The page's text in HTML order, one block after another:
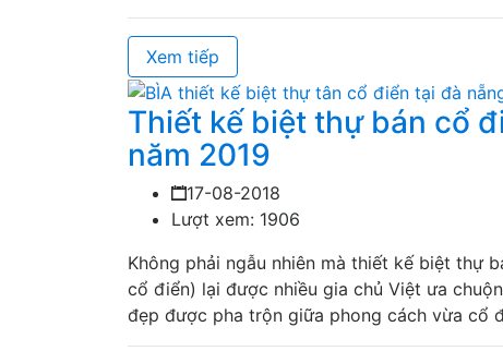
Xem tiếp
Thiết kế biệt thự bán cổ
năm 2019
17-08-2018
Lượt xem: 1906
Không phải ngẫu nhiên mà thiết kế biệt thự
cổ điển) lại được nhiều gia chủ Việt ưa
đẹp được pha trộn giữa phong cách vừa cổ